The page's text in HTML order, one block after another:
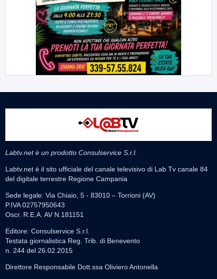
Labtv.net è un prodotto Consulservice S.r.l.
Labtv.net è il sito ufficiale del canale televisivo di Lab Tv canale 84
del digitale terrestre Regione Campania
Sede legale: Via Chiaio, 5 - 83010 – Torrioni (AV)
P.IVA 02757950643
Oscr. R.E.A. AV N.181151
Editore: Consulservice S.r.l.
Testata giornalistica Reg. Trib. di Benevento
n. 244 del 26.02.2015
Direttore Responsabile Dott.ssa Oliviero Antonella